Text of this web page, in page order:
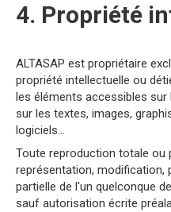
4. Propriété
ALTASAP est propriétaire
propriété intellectuelle ou
les éléments accessibles
sur les textes, images,
logiciels…
Toute reproduction totale ou
représentation, modification,
partielle de l'un quelconque
sauf autorisation écrite